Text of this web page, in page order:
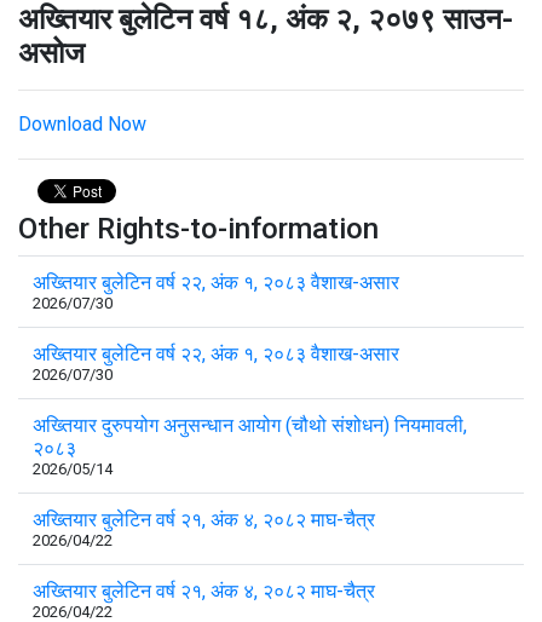
अख्तियार बुलेटिन वर्ष १८, अंक २, २०७९ साउन-
असोज
Download Now
Other Rights-to-information
अख्तियार बुलेटिन वर्ष २२, अंक १, २०८३ वैशाख-असार
2026/07/30
अख्तियार बुलेटिन वर्ष २२, अंक १, २०८३ वैशाख-असार
2026/07/30
अख्तियार दुरुपयोग अनुसन्धान आयोग (चौथो संशोधन) नियमावली,
२०८३
2026/05/14
अख्तियार बुलेटिन वर्ष २१, अंक ४, २०८२ माघ-चैत्र
2026/04/22
अख्तियार बुलेटिन वर्ष २१, अंक ४, २०८२ माघ-चैत्र
2026/04/22